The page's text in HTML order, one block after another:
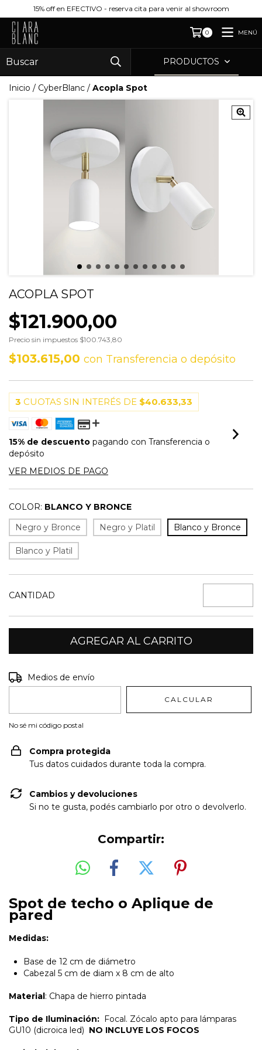
15% off en EFECTIVO - reserva cita para venir al showroom
0 MENÚ
PRODUCTOS
Inicio / CyberBlanc / Acopla Spot
ACOPLA SPOT
$121.900,00
Precio sin impuestos $100.743,80
$103.615,00 con Transferencia o depósito
3 CUOTAS SIN INTERÉS DE $40.633,33
15% de descuento pagando con Transferencia o
depósito
VER MEDIOS DE PAGO
COLOR: BLANCO Y BRONCE
Negro y Bronce
Negro y Platil Blanco y Bronce
Blanco y Platil
CANTIDAD
Entregas para el CP:
Medios de envío
CALCULAR
No sé mi código postal
Compra protegida
Tus datos cuidados durante toda la compra.
Cambios y devoluciones
Si no te gusta, podés cambiarlo por otro o devolverlo.
Compartir:
Spot de techo o Aplique de
pared
Medidas:
Base de 12 cm de diámetro
Cabezal 5 cm de diam x 8 cm de alto
Material: Chapa de hierro pintada
Tipo de Iluminación: Focal. Zócalo apto para lámparas
GU10 (dicroica led) NO INCLUYE LOS FOCOS